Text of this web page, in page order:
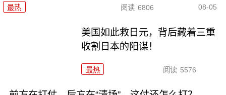
最热 阅读 6806 08-05
美国如此救日元，背后藏着三重
收割日本的阳谋！
最热 阅读 5576